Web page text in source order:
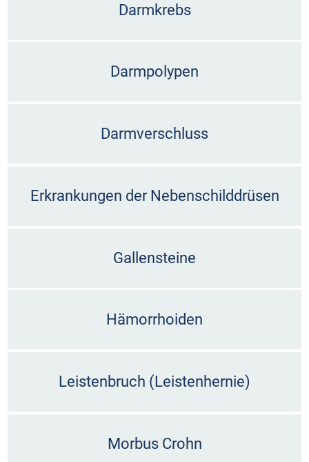
Darmkrebs
Darmpolypen
Darmverschluss
Erkrankungen der Nebenschilddrüsen
Gallensteine
Hämorrhoiden
Leistenbruch (Leistenhernie)
Morbus Crohn